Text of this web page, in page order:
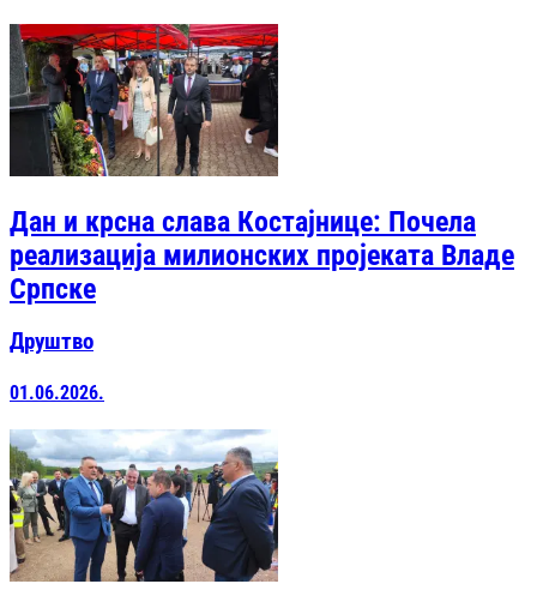
Дан и крсна слава Костајнице: Почела
реализација милионских пројеката Владе
Српске
Друштво
01.06.2026.